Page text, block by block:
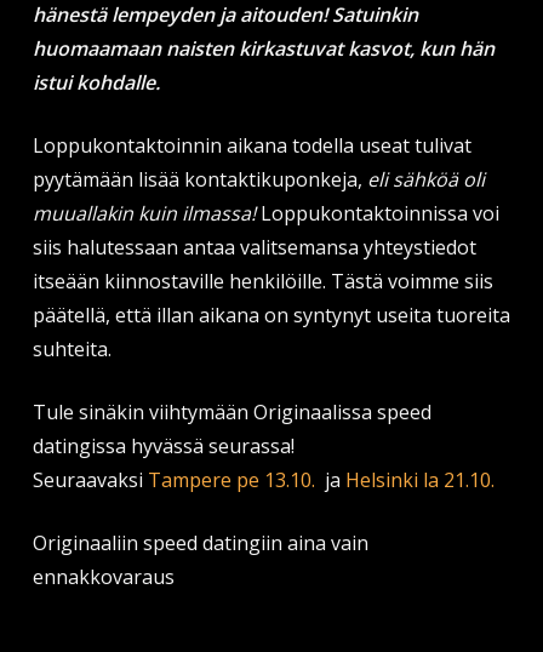
hänestä lempeyden ja aitouden! Satuinkin
huomaamaan naisten kirkastuvat kasvot, kun hän
istui kohdalle.
Loppukontaktoinnin aikana todella useat tulivat
pyytämään lisää kontaktikuponkeja, eli sähköä oli
muuallakin kuin ilmassa!Loppukontaktoinnissa voi
siis halutessaan antaa valitsemansa yhteystiedot
itseään kiinnostaville henkilöille. Tästä voimme siis
päätellä, että illan aikana on syntynyt useita tuoreita
suhteita.
Tule sinäkin viihtymään Originaalissa speed
datingissa hyvässä seurassa!
Seuraavaksi Tampere pe 13.10. ja Helsinki la 21.10.
Originaaliin speed datingiin aina vain
ennakkovaraus